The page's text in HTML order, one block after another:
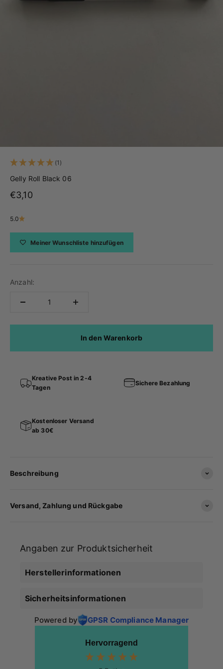
(1)
Gelly Roll Black 06
Angebot
€3,10
5.0
Meiner Wunschliste hinzufügen
Anzahl:
In den Warenkorb
Kreative Post in 2-4
Tagen
Sichere Bezahlung
Kostenloser Versand
ab 30€
Beschreibung
Versand, Zahlung und Rückgabe
Angaben zur Produktsicherheit
Herstellerinformationen
Sicherheitsinformationen
Powered by GPSR Compliance Manager
Hervorragend